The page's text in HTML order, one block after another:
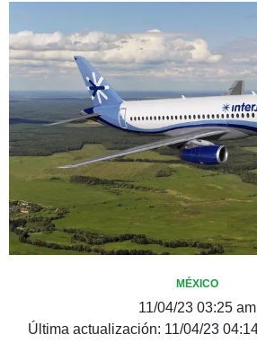
MÉXICO
11/04/23 03:25 am
Última actualización: 11/04/23